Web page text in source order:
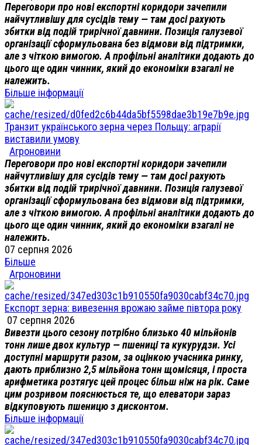
Переговори про нові експортні коридори зачепили
найчутливішу для сусідів тему — там досі рахують
збитки від подій трирічної давнини. Позиція галузевої
організації сформульована без відмови від підтримки,
але з чіткою вимогою. А профільні аналітики додають до
цього ще один чинник, який до економіки взагалі не
належить.
Більше інформації
Транзит українського зерна через Польщу: аграрії
виставили умову
Агроновини
Переговори про нові експортні коридори зачепили
найчутливішу для сусідів тему — там досі рахують
збитки від подій трирічної давнини. Позиція галузевої
організації сформульована без відмови від підтримки,
але з чіткою вимогою. А профільні аналітики додають до
цього ще один чинник, який до економіки взагалі не
належить.
07 серпня 2026
Більше
Агроновини
Експорт зерна: вивезення врожаю займе півтора року
07 серпня 2026
Вивезти цього сезону потрібно близько 40 мільйонів
тонн лише двох культур — пшениці та кукурудзи. Усі
доступні маршрути разом, за оцінкою учасника ринку,
дають приблизно 2,5 мільйона тонн щомісяця, і проста
арифметика розтягує цей процес більш ніж на рік. Саме
цим розривом пояснюється те, що елеватори зараз
відкуповують пшеницю з дисконтом.
Більше інформації